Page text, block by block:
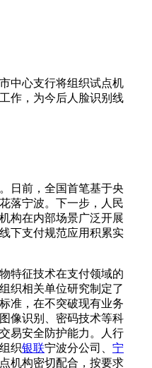
中心支行将组织试点机
作，为今后人脸识别线
日前，全国首笔基于央
落宁波。下一步，人民
构在内部场景广泛开展
下支付规范应用积累实
特征技术在支付领域的
织相关单位研究制定了
准，在不突破现有业务
像识别、密码技术等科
易安全防护能力。人行
织银联宁波分公司、 宁
机构密切配合，按要求